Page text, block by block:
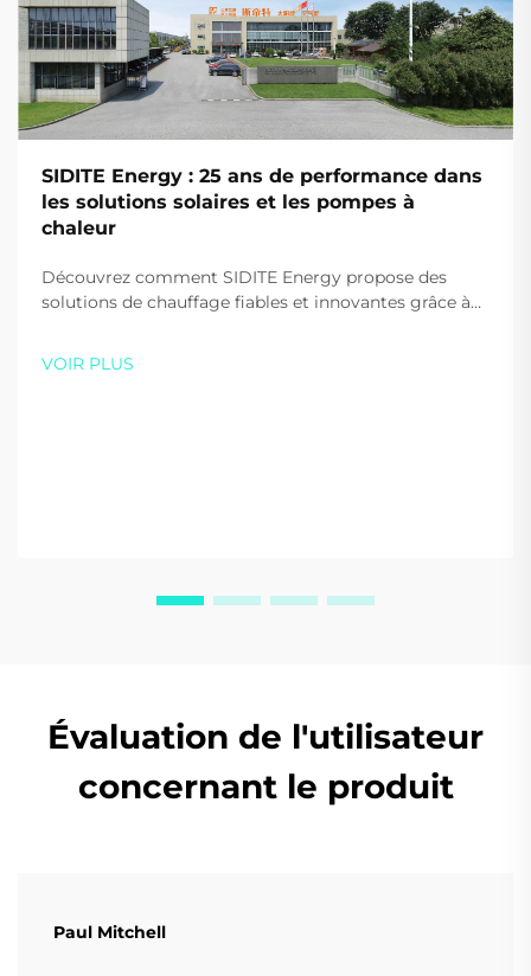
SIDITE Energy : 25 ans de performance dans
les solutions solaires et les pompes à
chaleur
Découvrez comment SIDITE Energy propose des
solutions de chauffage fiables et innovantes grâce à
VOIR PLUS
Évaluation de l'utilisateur
concernant le produit
Paul Mitchell